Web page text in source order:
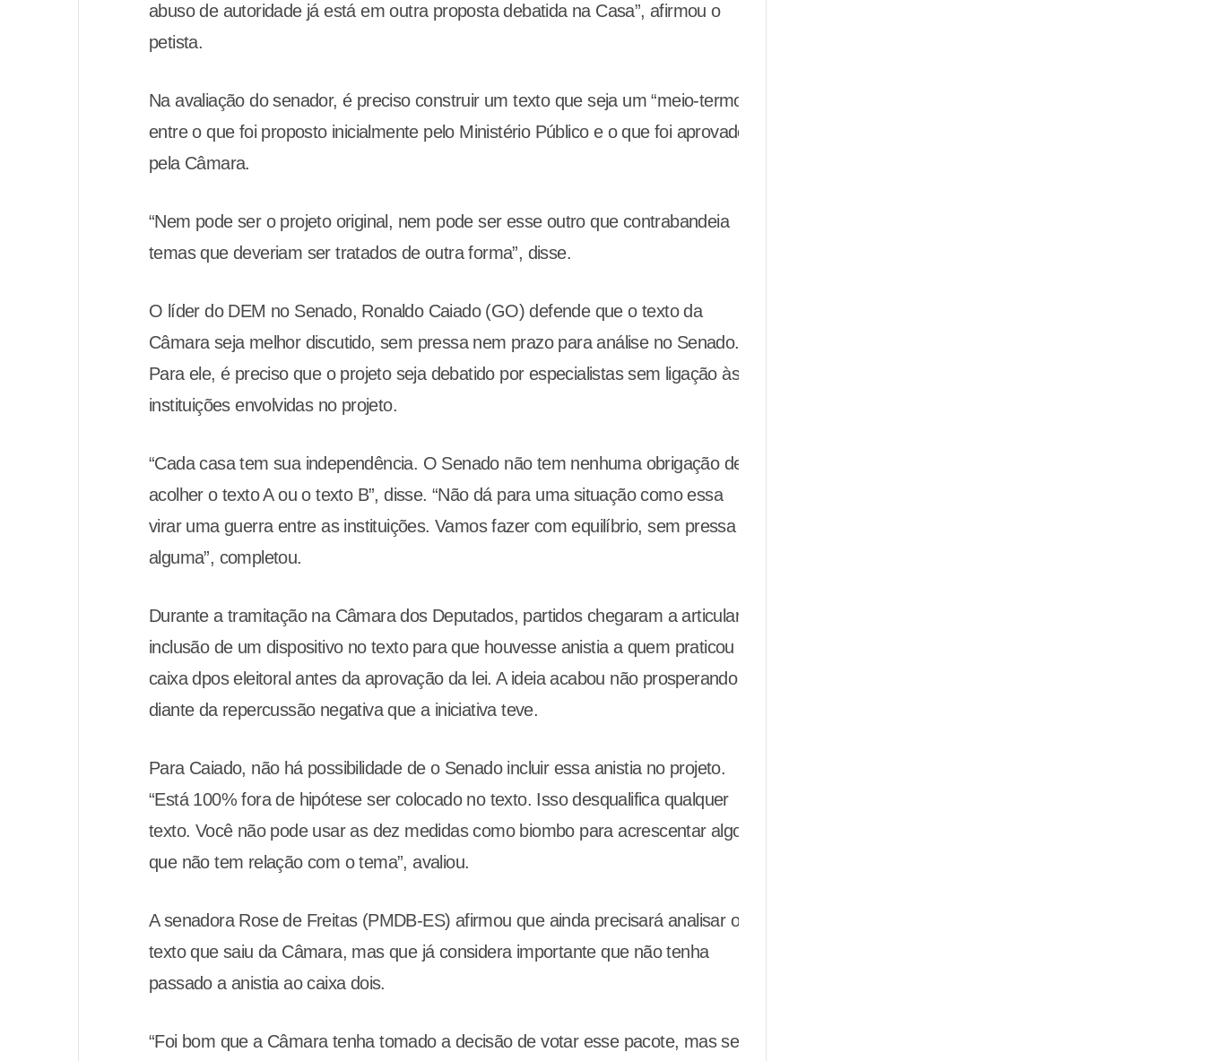
abuso de autoridade já está em outra proposta debatida na Casa”, afirmou o
petista.
Na avaliação do senador, é preciso construir um texto que seja um “meio-termo”
entre o que foi proposto inicialmente pelo Ministério Público e o que foi aprovado
pela Câmara.
“Nem pode ser o projeto original, nem pode ser esse outro que contrabandeia
temas que deveriam ser tratados de outra forma”, disse.
O líder do DEM no Senado, Ronaldo Caiado (GO) defende que o texto da
Câmara seja melhor discutido, sem pressa nem prazo para análise no Senado.
Para ele, é preciso que o projeto seja debatido por especialistas sem ligação às
instituições envolvidas no projeto.
“Cada casa tem sua independência. O Senado não tem nenhuma obrigação de
acolher o texto A ou o texto B”, disse. “Não dá para uma situação como essa
virar uma guerra entre as instituições. Vamos fazer com equilíbrio, sem pressa
alguma”, completou.
Durante a tramitação na Câmara dos Deputados, partidos chegaram a articular a
inclusão de um dispositivo no texto para que houvesse anistia a quem praticou
caixa dpos eleitoral antes da aprovação da lei. A ideia acabou não prosperando
diante da repercussão negativa que a iniciativa teve.
Para Caiado, não há possibilidade de o Senado incluir essa anistia no projeto.
“Está 100% fora de hipótese ser colocado no texto. Isso desqualifica qualquer
texto. Você não pode usar as dez medidas como biombo para acrescentar algo
que não tem relação com o tema”, avaliou.
A senadora Rose de Freitas (PMDB-ES) afirmou que ainda precisará analisar o
texto que saiu da Câmara, mas que já considera importante que não tenha
passado a anistia ao caixa dois.
“Foi bom que a Câmara tenha tomado a decisão de votar esse pacote, mas será